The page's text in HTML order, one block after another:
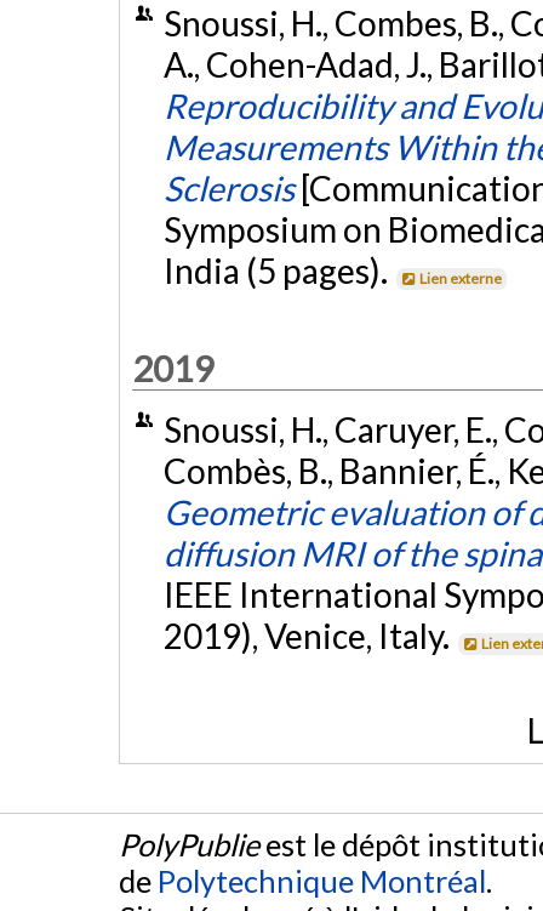
Snoussi, H., Combes, B.,
A., Cohen-Adad, J.,
Reproducibility and
Measurements Within
Sclerosis
Symposium on
India (5 pages).
Lien externe
2019
Snoussi, H., Caruyer, E.,
Combès, B., Bannier, É.,
Geometric evaluation of
diffusion MRI of the
IEEE International
2019), Venice, Italy.
Lien
PolyPublieest le dépôt
de Polytechnique Montréal.